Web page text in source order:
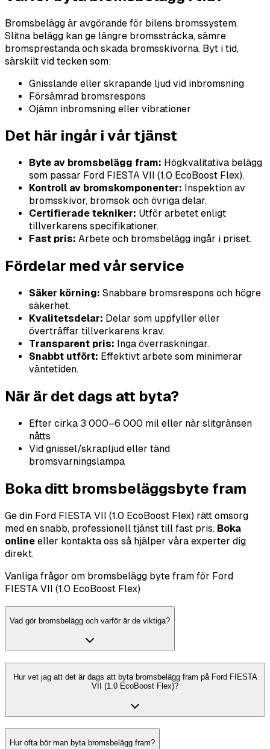
Bromsbelägg är avgörande för bilens bromssystem.
Slitna belägg kan ge längre bromssträcka, sämre
bromsprestanda och skada bromsskivorna. Byt i tid,
särskilt vid tecken som:
Gnisslande eller skrapande ljud vid inbromsning
Försämrad bromsrespons
Ojämn inbromsning eller vibrationer
Det här ingår i vår tjänst
Byte av bromsbelägg fram: Högkvalitativa belägg
som passar Ford FIESTA VII (1.0 EcoBoost Flex).
Kontroll av bromskomponenter: Inspektion av
bromsskivor, bromsok och övriga delar.
Certifierade tekniker: Utför arbetet enligt
tillverkarens specifikationer.
Fast pris: Arbete och bromsbelägg ingår i priset.
Fördelar med vår service
Säker körning: Snabbare bromsrespons och högre
säkerhet.
Kvalitetsdelar: Delar som uppfyller eller
överträffar tillverkarens krav.
Transparent pris: Inga överraskningar.
Snabbt utfört: Effektivt arbete som minimerar
väntetiden.
När är det dags att byta?
Efter cirka 3 000–6 000 mil eller när slitgränsen
nåtts
Vid gnissel/skrapljud eller tänd
bromsvarningslampa
Boka ditt bromsbeläggsbyte fram
Ge din Ford FIESTA VII (1.0 EcoBoost Flex) rätt omsorg
med en snabb, professionell tjänst till fast pris. Boka
online eller kontakta oss så hjälper våra experter dig
direkt.
Vanliga frågor om bromsbelägg byte fram för Ford
FIESTA VII (1.0 EcoBoost Flex)
Vad gör bromsbelägg och varför är de viktiga?
Hur vet jag att det är dags att byta bromsbelägg fram på Ford FIESTA
VII (1.0 EcoBoost Flex)?
Hur ofta bör man byta bromsbelägg fram?